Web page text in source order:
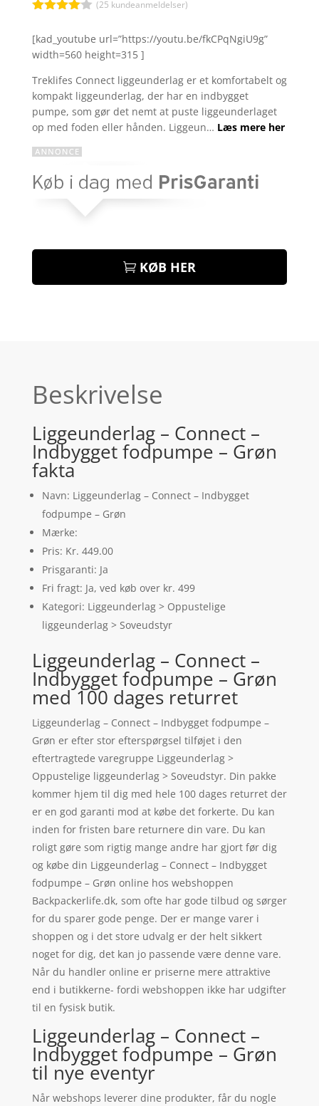
kr. 449,00.
ud af 5
baseret
kundebed
r
(25 kundeanmeldelser)
[kad_youtube url=”https://youtu.be/fkCPqNgiU9g”
width=560 height=315 ]
Treklifes Connect liggeunderlag er et komfortabelt og
kompakt liggeunderlag, der har en indbygget
pumpe, som gør det nemt at puste liggeunderlaget
op med foden eller hånden. Liggeun… Læs mere her
KØB HER
Beskrivelse
Liggeunderlag – Connect –
Indbygget fodpumpe – Grøn
fakta
Navn: Liggeunderlag – Connect – Indbygget
fodpumpe – Grøn
Mærke:
Pris: Kr. 449.00
Prisgaranti: Ja
Fri fragt: Ja, ved køb over kr. 499
Kategori: Liggeunderlag > Oppustelige
liggeunderlag > Soveudstyr
Liggeunderlag – Connect –
Indbygget fodpumpe – Grøn
med 100 dages returret
Liggeunderlag – Connect – Indbygget fodpumpe –
Grøn er efter stor efterspørgsel tilføjet i den
eftertragtede varegruppe Liggeunderlag >
Oppustelige liggeunderlag > Soveudstyr. Din pakke
kommer hjem til dig med hele 100 dages returret der
er en god garanti mod at købe det forkerte. Du kan
inden for fristen bare returnere din vare. Du kan
roligt gøre som rigtig mange andre har gjort før dig
og købe din Liggeunderlag – Connect – Indbygget
fodpumpe – Grøn online hos webshoppen
Backpackerlife.dk, som ofte har gode tilbud og sørger
for du sparer gode penge. Der er mange varer i
shoppen og i det store udvalg er der helt sikkert
noget for dig, det kan jo passende være denne vare.
Når du handler online er priserne mere attraktive
end i butikkerne- fordi webshoppen ikke har udgifter
til en fysisk butik.
Liggeunderlag – Connect –
Indbygget fodpumpe – Grøn
til nye eventyr
Når webshops leverer dine produkter, får du nogle